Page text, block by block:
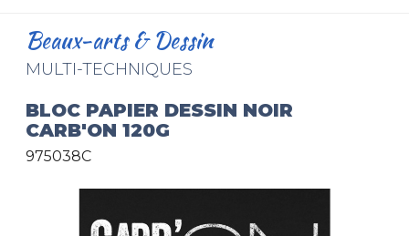
Loisirs créatifs
Cuir & trousses
RETROUVEZ NOS COLLECTIONS
Toutes les collections
Beaux-arts & Dessin
MULTI-TECHNIQUES
BLOC PAPIER DESSIN NOIR
CARB'ON 120G
975038C